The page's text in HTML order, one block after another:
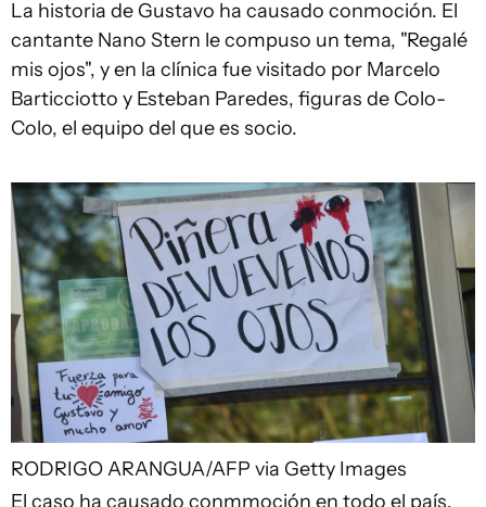
La historia de Gustavo ha causado conmoción. El
cantante Nano Stern le compuso un tema, "Regalé
mis ojos", y en la clínica fue visitado por Marcelo
Barticciotto y Esteban Paredes, figuras de Colo-
Colo, el equipo del que es socio.
RODRIGO ARANGUA/AFP via Getty Images
El caso ha causado conmmoción en todo el país.